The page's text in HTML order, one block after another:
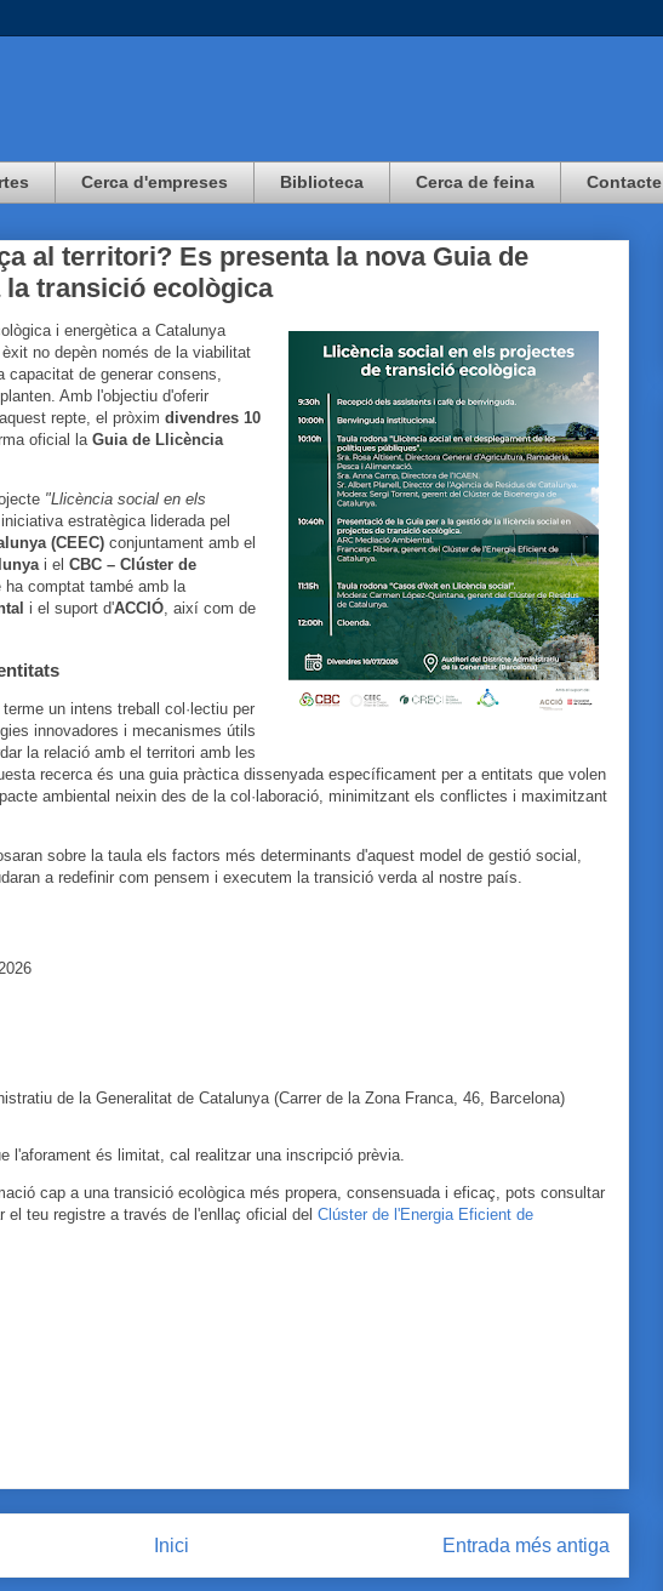
Cerca d'empreses Biblioteca Cerca de feina Contacte
al territori? Es presenta la nova Guia de
transició ecològica
i energètica a Catalunya
no depèn només de la viabilitat
de generar consens,
Amb l'objectiu d'oferir
repte, el pròxim divendres 10
oficial la Guia de Llicència
"Llicència social en els
iniciativa estratègica liderada pel
(CEEC) conjuntament amb el
i el CBC – Clúster de
ha comptat també amb la
i el suport d'ACCIÓ , així com de
un intens treball col·lectiu per
innovadores i mecanismes útils
la relació amb el territori amb les
recerca és una guia pràctica dissenyada específicament per a entitats que volen
ambiental neixin des de la col·laboració, minimitzant els conflictes i maximitzant
sobre la taula els factors més determinants d'aquest model de gestió social,
a redefinir com pensem i executem la transició verda al nostre país.
de la Generalitat de Catalunya (Carrer de la Zona Franca, 46, Barcelona)
l'aforament és limitat, cal realitzar una inscripció prèvia.
cap a una transició ecològica més propera, consensuada i eficaç, pots consultar
teu registre a través de l'enllaç oficial del Clúster de l'Energia Eficient de
Entrada més antiga
Inici